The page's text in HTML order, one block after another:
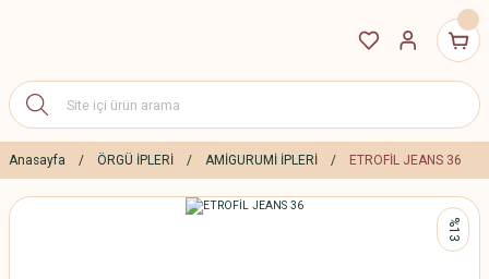
Anasayfa ÖRGÜ İPLERİ AMİGURUMİ İPLERİ ETROFİL JEANS 36
%13